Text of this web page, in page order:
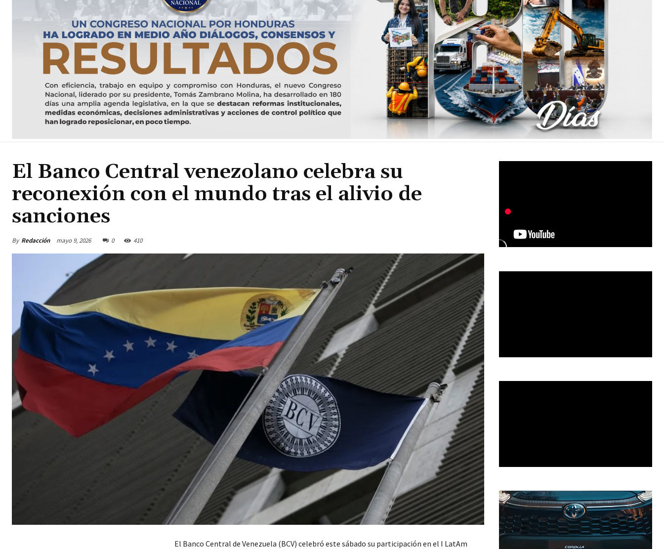
El Banco Central venezolano celebra su
reconexión con el mundo tras el alivio de
sanciones
By Redacción mayo 9, 2026 0 410
El Banco Central de Venezuela (BCV) celebró este sábado su participación en el I LatAm